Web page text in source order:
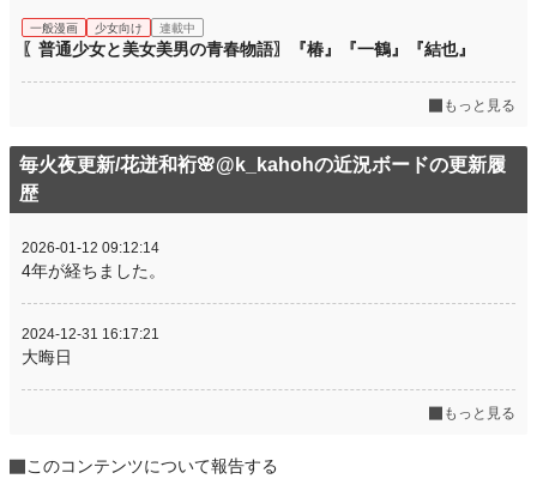
一般漫画 少女向け 連載中
〖普通少女と美女美男の青春物語〗『椿』『一鶴』『結也』
もっと見る
毎火夜更新/花迸和裄🌸@k_kahohの近況ボードの更新履
歴
2026-01-12 09:12:14
4年が経ちました。
2024-12-31 16:17:21
大晦日
もっと見る
このコンテンツについて報告する